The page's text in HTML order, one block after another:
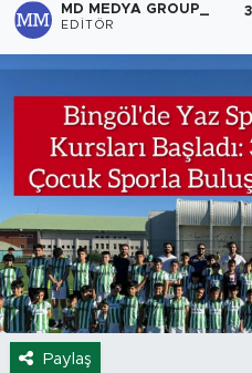
MD MEDYA GROUP_
EDITÖR
Paylaş
Spor
Yaşam
Sağlık
Ekonomi
Hava Durumu